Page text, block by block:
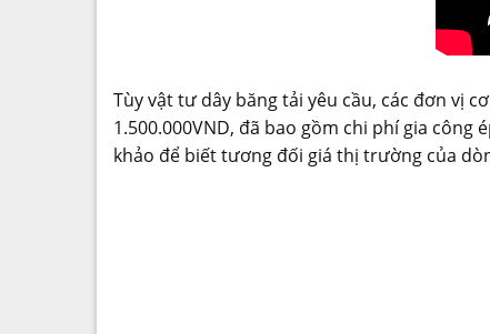
Tùy vật tư dây băng tải yêu cầu, các đơn vị
1.500.000VND, đã bao gồm chi phí gia
khảo để biết tương đối giá thị trường của